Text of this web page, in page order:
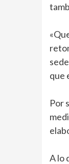
que
Por
A lo